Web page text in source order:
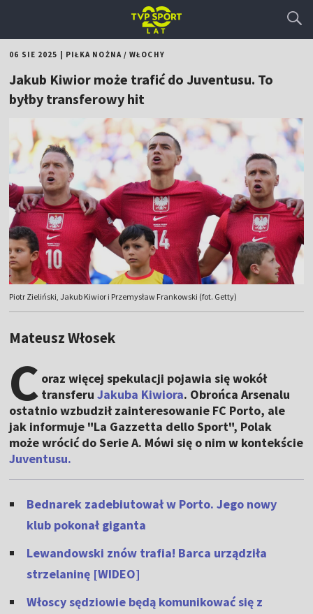
06 SIE 2025 PIŁKA NOŻNA/WŁOCHY
Jakub Kiwior może trafić do Juventusu. To
byłby transferowy hit
Piotr Zieliński, Jakub Kiwior i Przemysław Frankowski (fot. Getty)
Mateusz Włosek
C oraz więcej spekulacji pojawia się wokół
transferuJakuba Kiwiora. Obrońca Arsenalu
ostatnio wzbudził zainteresowanie FC Porto, ale
jak informuje "La Gazzetta dello Sport", Polak
może wrócić do Serie A. Mówi się o nim w kontekście
Juventusu.
Bednarek zadebiutował w Porto. Jego nowy
klub pokonał giganta
Lewandowski znów trafia! Barca urządziła
strzelaninę [WIDEO]
Włoscy sędziowie będą komunikować się z